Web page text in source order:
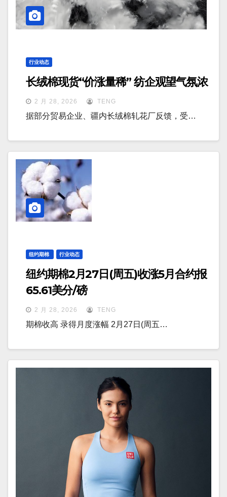
行业动态
长绒棉现货“价涨量稀” 纺企观望气氛浓
2 月 28, 2026 TENG
据部分贸易企业、疆内长绒棉轧花厂反馈，受…
纽约期棉 行业动态
纽约期棉2月27日(周五)收涨5月合约报
65.61美分/磅
2 月 28, 2026 TENG
期棉收高 录得月度涨幅 2月27日(周五…